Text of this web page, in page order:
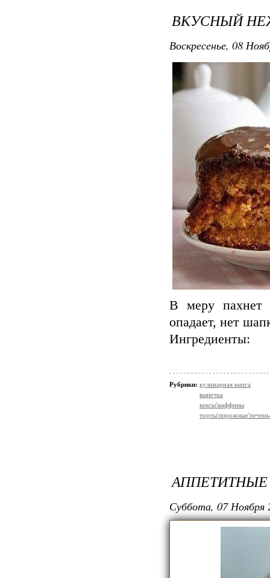
ВКУСНЫЙ
Воскресенье, 08
В меру пахнет
опадает, нет
Ингредиенты:
Рубрики: кулинарная книга
выпечка
кексы'маффины
Суббота, 07 Ноября